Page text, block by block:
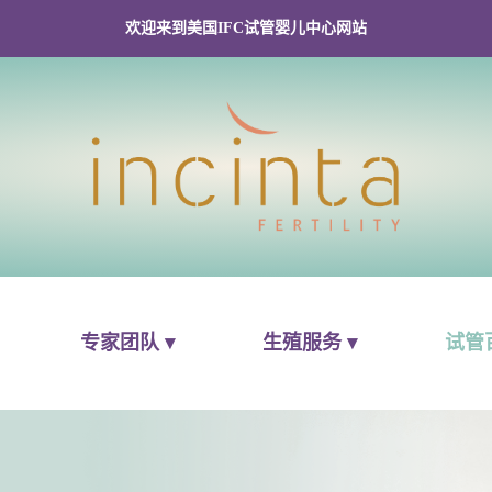
欢迎来到美国IFC试管婴儿中心网站
专家团队 ▾ 生殖服务 ▾ 试管